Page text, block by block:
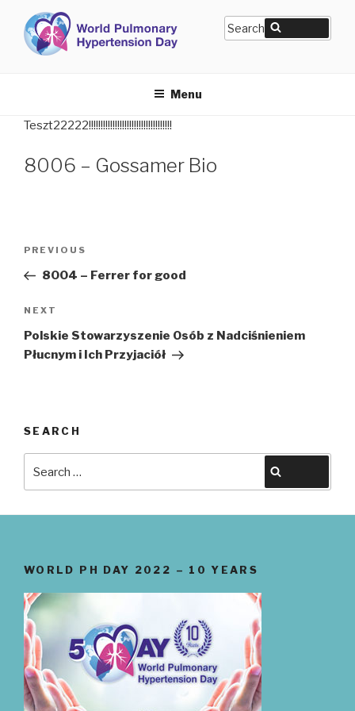
content
WORLD PH DAY – MAY 5TH,
2026
Get breathless for PH
Search
Menu
Teszt22222!!!!!!!!!!!!!!!!!!!!!!!!!!!!!!!!!!!
8006 – Gossamer Bio
Previous
Post
PREVIOUS
8004 – Ferrer for good
Next
Post
NEXT
Polskie Stowarzyszenie Osób z Nadciśnieniem
Płucnym i Ich Przyjaciół
SEARCH
Search
WORLD PH DAY 2022 – 10 YEARS